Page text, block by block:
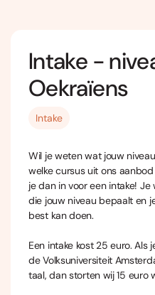
Intake -
Oekraïens
Intake
Wil je weten wat jouw
welke cursus uit ons
je dan in voor een intake!
die jouw niveau bepaalt en
best kan doen.
Een intake kost 25 euro. Als
de Volksuniversiteit
taal, dan storten wij 15 euro